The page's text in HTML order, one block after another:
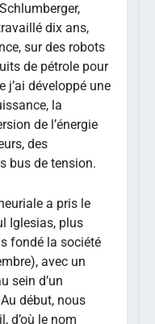
dix ans,
sur des robots
de pétrole pour
j’ai développé une
la
de l’énergie
des
bus de tension.
a pris le
Iglesias, plus
fondé la société
avec un
sein d’un
début, nous
d’où le nom